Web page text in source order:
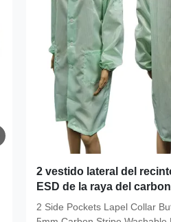
2 vestido lateral del
ESD de la raya del
de cuello de la solapa de
5m m lavable
2 Side Pockets Lapel Collar